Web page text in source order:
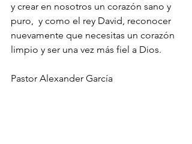
y crear en nosotros un corazón sano y
puro,  y como el rey David, reconocer
nuevamente que necesitas un corazón
limpio y ser una vez más fiel a Dios.
Pastor Alexander García